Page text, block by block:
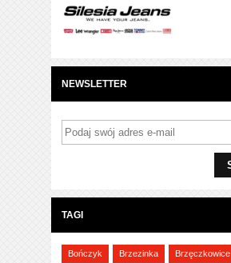
NEWSLETTER
TAGI
Bończyk Brzezinka Brzęczkowice